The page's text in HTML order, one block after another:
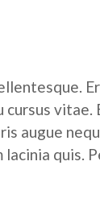
augue
quis.